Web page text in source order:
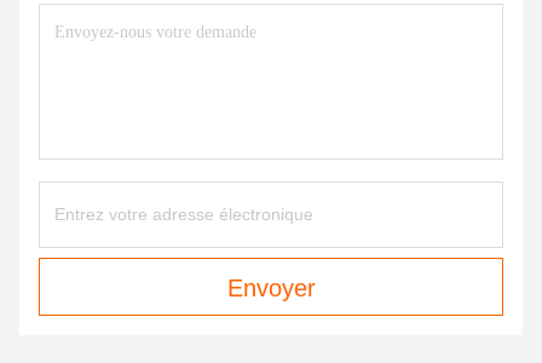
Envoyer